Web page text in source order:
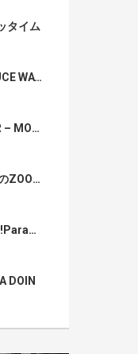
タイム
BE:FIRST – BRUCE WAYNE
BABYMONSTER – MOON
ACEes【真夜中のZOO】
M!LK – You!Joy!Parade!
DOIN